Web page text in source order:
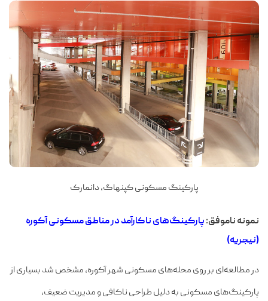
پارکینگ مسکونی کپنهاگ، دانمارک
نمونه ناموفق:پارکینگ‌های ناکارآمد در مناطق مسکونی آکوره
(نیجریه)
در مطالعه‌ای بر روی محله‌های مسکونی شهر آکوره، مشخص شد بسیاری از
پارکینگ‌های مسکونی به دلیل طراحی ناکافی و مدیریت ضعیف،